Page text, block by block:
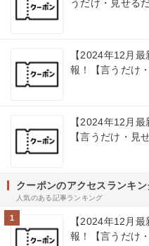
うだけ・見せる
【2024年12月
報！【言うだけ
【2024年12月
【言うだけ・見
クーポンのアクセスランキン
人気のある記事ランキング
1
【2024年12月
報！【言うだけ